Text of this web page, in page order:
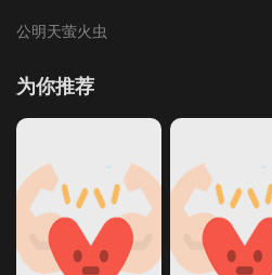
公明天萤火虫
为你推荐